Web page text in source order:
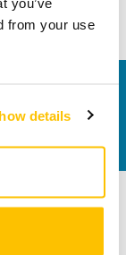
from your use
details
się z nami